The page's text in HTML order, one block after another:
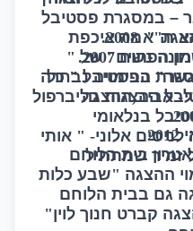
"מה איכפת
הפתוח2007.
" בבימויה נבחרה
ההצגות בליברפול
אלוני- "אותי
זמיר שמתחיל
– במסגרת פסטיבל
ת"א2008.
נשים"של "
הפסטיבל"כל
-אביב,ההצגה
בנלאומי
2012
בית הלוחם
ההצגה "שבע כלות
גם בבית הלוחם
קברט חנוך לוין"